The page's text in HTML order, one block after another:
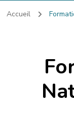
Accueil